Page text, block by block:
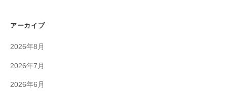
アーカイブ
2026年8月
2026年7月
2026年6月